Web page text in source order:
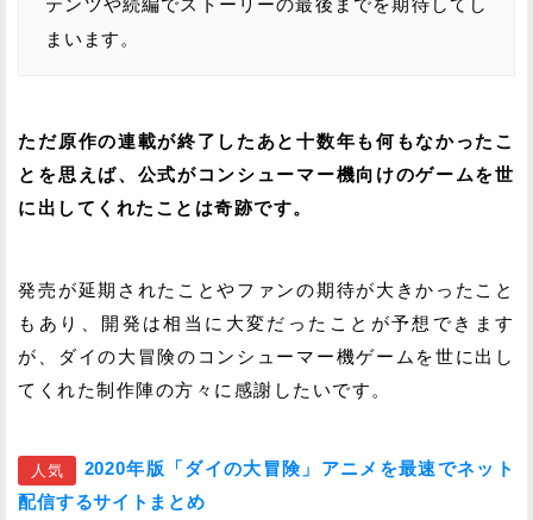
テンツや続編でストーリーの最後までを期待してし
まいます。
ただ原作の連載が終了したあと十数年も何もなかったこ
とを思えば、公式がコンシューマー機向けのゲームを世
に出してくれたことは奇跡です。
発売が延期されたことやファンの期待が大きかったこと
もあり、開発は相当に大変だったことが予想できます
が、ダイの大冒険のコンシューマー機ゲームを世に出し
てくれた制作陣の方々に感謝したいです。
人気
2020年版「ダイの大冒険」アニメを最速でネット
配信するサイトまとめ